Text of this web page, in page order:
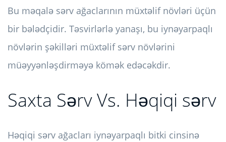
Bu məqalə sərv ağaclarının müxtəlif növləri üçün
bir bələdçidir. Təsvirlərlə yanaşı, bu iynəyarpaqlı
növlərin şəkilləri müxtəlif sərv növlərini
müəyyənləşdirməyə kömək edəcəkdir.
Saxta Sərv Vs. Həqiqi sərv
Həqiqi sərv ağacları iynəyarpaqlı bitki cinsinə